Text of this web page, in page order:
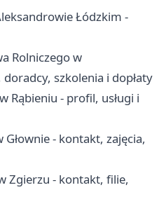
Łódzkim -
Rolniczego w
szkolenia i dopłaty
Rąbieniu - profil, usługi i
- kontakt, zajęcia,
Zgierzu - kontakt, filie,